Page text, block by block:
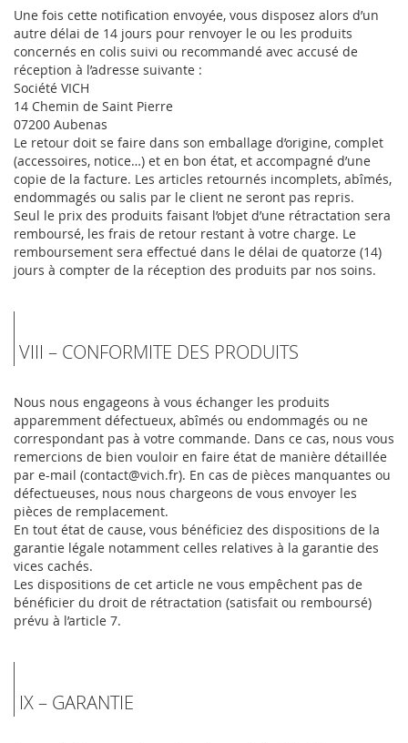
Une fois cette notification envoyée, vous disposez alors d’un
autre délai de 14 jours pour renvoyer le ou les produits
concernés en colis suivi ou recommandé avec accusé de
réception à l’adresse suivante :
Société VICH
14 Chemin de Saint Pierre
07200 Aubenas
Le retour doit se faire dans son emballage d’origine, complet
(accessoires, notice…) et en bon état, et accompagné d’une
copie de la facture. Les articles retournés incomplets, abîmés,
endommagés ou salis par le client ne seront pas repris.
Seul le prix des produits faisant l’objet d’une rétractation sera
remboursé, les frais de retour restant à votre charge. Le
remboursement sera effectué dans le délai de quatorze (14)
jours à compter de la réception des produits par nos soins.
VIII – CONFORMITE DES PRODUITS
Nous nous engageons à vous échanger les produits
apparemment défectueux, abîmés ou endommagés ou ne
correspondant pas à votre commande. Dans ce cas, nous vous
remercions de bien vouloir en faire état de manière détaillée
par e-mail (contact@vich.fr). En cas de pièces manquantes ou
défectueuses, nous nous chargeons de vous envoyer les
pièces de remplacement.
En tout état de cause, vous bénéficiez des dispositions de la
garantie légale notamment celles relatives à la garantie des
vices cachés.
Les dispositions de cet article ne vous empêchent pas de
bénéficier du droit de rétractation (satisfait ou remboursé)
prévu à l’article 7.
IX – GARANTIE